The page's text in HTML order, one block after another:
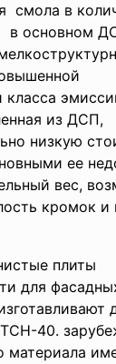
смола в
в основном
класса
из ДСП,
низкую
ее
вес,
кромок
плиты
для
40.
материала